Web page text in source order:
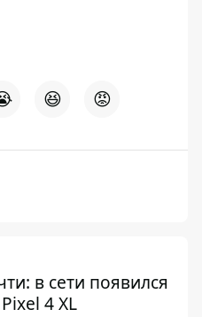
😆 😡
в сети появился
4 XL